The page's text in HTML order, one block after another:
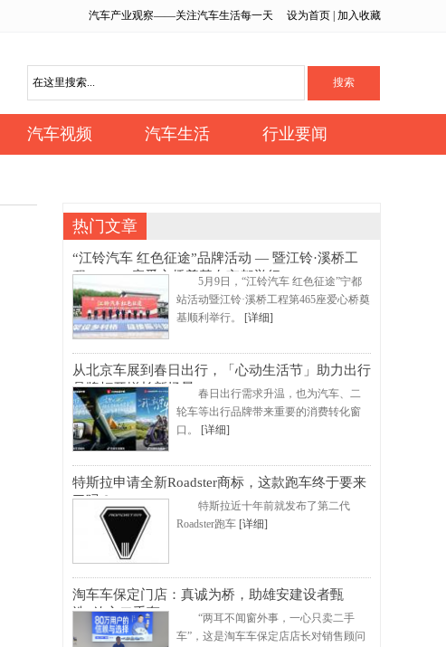
汽车产业观察——关注汽车生活每一天 设为首页 加入收藏
汽车视频 汽车生活 行业要闻
热门文章
“江铃汽车 红色征途”品牌活动 — 暨江铃·溪桥工
程NO.465座爱心桥奠基在宁都举行5月9日，“江铃汽车 红色征途”宁都
站活动暨江铃·溪桥工程第465座爱心桥奠
基顺利举行。
[详细]
从北京车展到春日出行，「心动生活节」助力出行
品牌打开增长新场景 春日出行需求升温，也为汽车、二
轮车等出行品牌带来重要的消费转化窗
口。
[详细]
特斯拉申请全新Roadster商标，这款跑车终于要来
了吗？
特斯拉近十年前就发布了第二代
Roadster跑车 [详细]
淘车车保定门店：真诚为桥，助雄安建设者甄
选“放心二手车”
“两耳不闻窗外事，一心只卖二手
车”，这是淘车车保定店店长对销售顾问